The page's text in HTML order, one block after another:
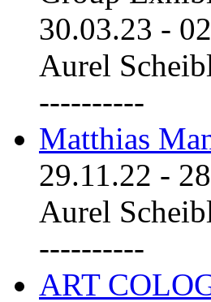
30.03.23 -
Aurel
----------
Matthias
29.11.22 -
Aurel
----------
ART